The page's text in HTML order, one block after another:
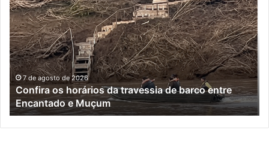
recebe
1200
profissionais
do
trade
turístico
7 de agosto de 2026
Turisvales 2026 recebe 1200 profissionais do trade
turístico